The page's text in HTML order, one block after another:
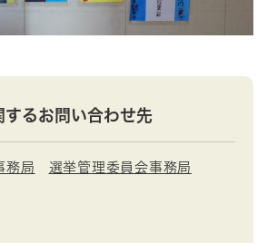
するお問い合わせ先
務局 選挙管理委員会事務局